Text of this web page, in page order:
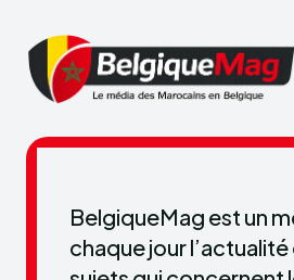
BelgiqueMag est un
chaque jour